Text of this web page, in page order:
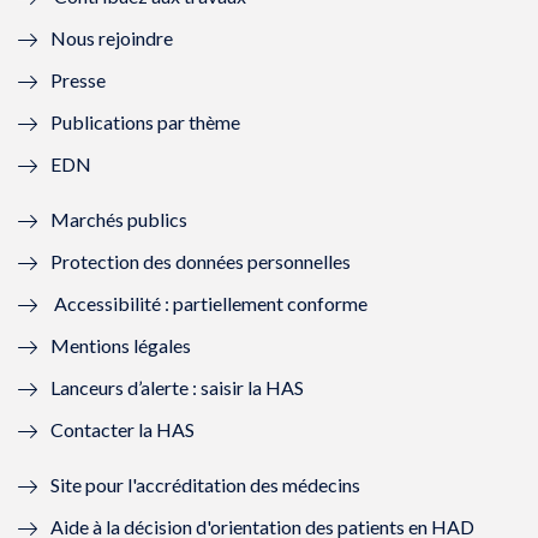
l
f
n
ê
t
r
e
)
e
n
ê
r
)
ê
t
e
ê
)
Nous rejoindre
Presse
Publications par thème
EDN
Marchés publics
Protection des données personnelles
Accessibilité : partiellement conforme
Mentions légales
Lanceurs d’alerte : saisir la HAS
Contacter la HAS
Site pour l'accréditation des médecins
Aide à la décision d'orientation des patients en HAD